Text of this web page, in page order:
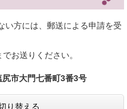
い方には、郵送による申請を受
お送りください。
尻市大門七番町3番3号
り替える